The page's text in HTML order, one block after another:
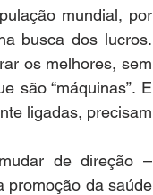
mundial, por
busca dos lucros.
os melhores, sem
são “máquinas”. E
ligadas, precisam
de direção –
promoção da saúde